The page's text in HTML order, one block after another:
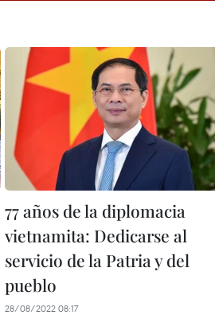
77 años de la diplomacia
vietnamita: Dedicarse al
servicio de la Patria y del
pueblo
28/08/2022 08:17